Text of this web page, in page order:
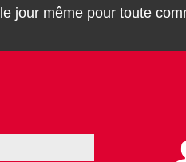
jour même pour toute